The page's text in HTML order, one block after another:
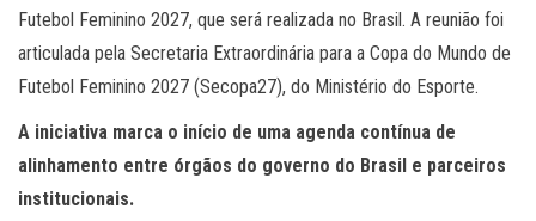
Futebol Feminino 2027, que será realizada no Brasil. A reunião foi
articulada pela Secretaria Extraordinária para a Copa do Mundo de
Futebol Feminino 2027 (Secopa27), do Ministério do Esporte.
A iniciativa marca o início de uma agenda contínua de
alinhamento entre órgãos do governo do Brasil e parceiros
institucionais.